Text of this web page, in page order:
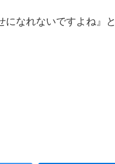
なれないですよね』と